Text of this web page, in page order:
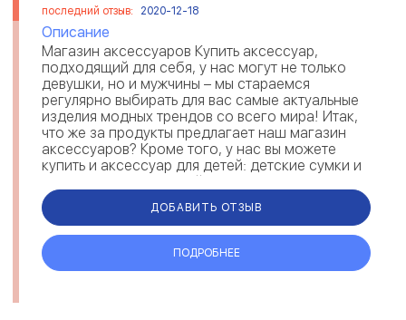
последний отзыв: 2020-12-18
Описание
Магазин аксессуаров Купить аксессуар,
подходящий для себя, у нас могут не только
девушки, но и мужчины – мы стараемся
регулярно выбирать для вас самые актуальные
изделия модных трендов со всего мира! Итак,
что же за продукты предлагает наш магазин
аксессуаров? Кроме того, у нас вы можете
купить и аксессуар для детей: детские сумки и
рюкзаки разного дизайна, и много...
ДОБАВИТЬ ОТЗЫВ
ПОДРОБНЕЕ